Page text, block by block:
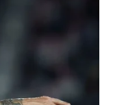
a quienes
importante
una asignación
partir del cual el